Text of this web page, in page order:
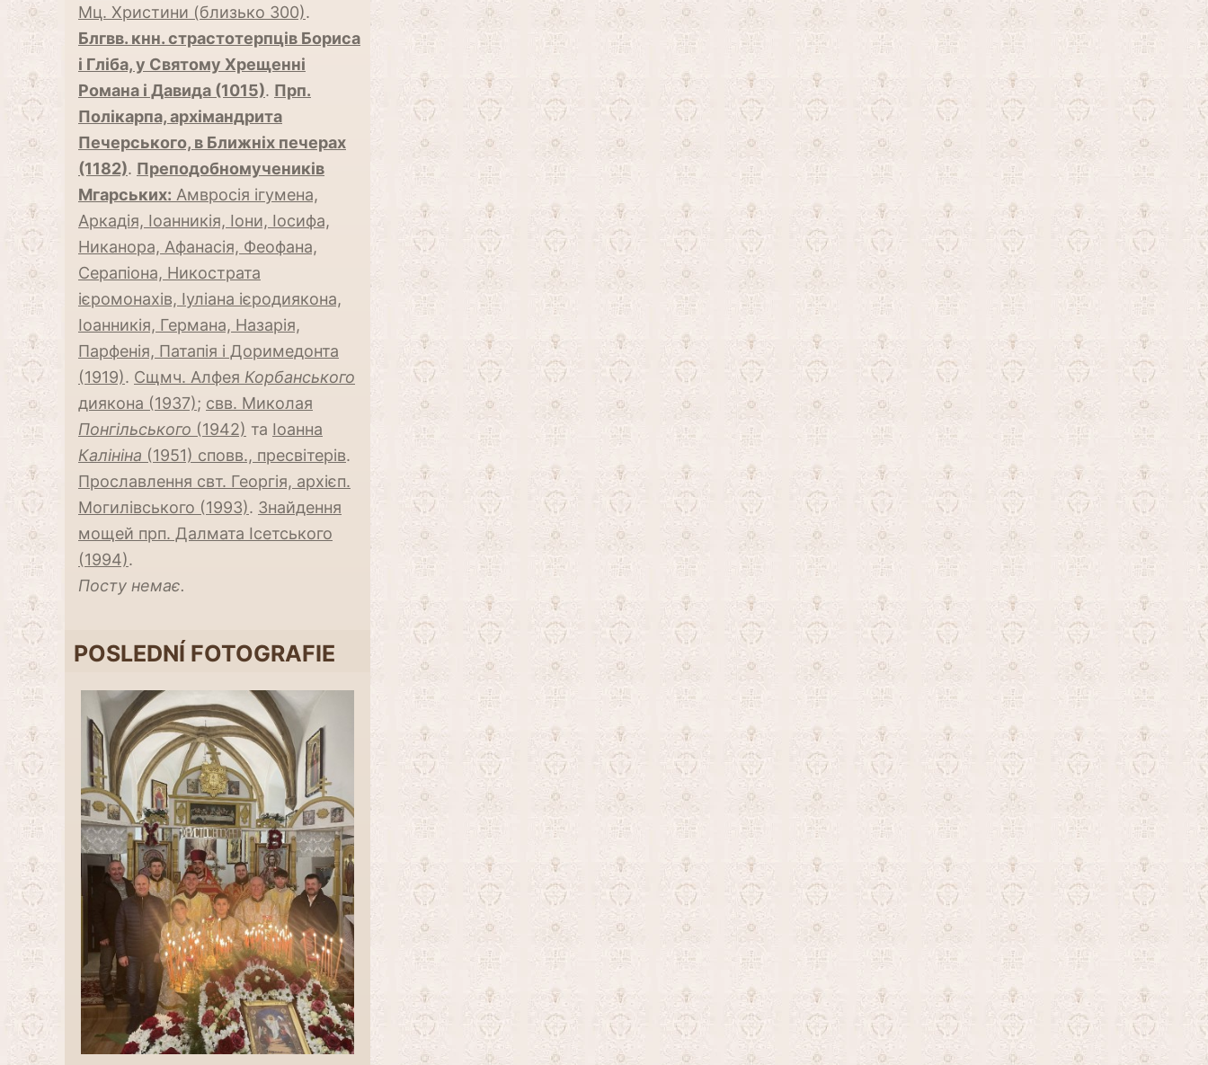
Мц. Христини (близько 300).
Блгвв. кнн. страстотерпців Бориса
і Гліба, у Святому Хрещенні
Романа і Давида (1015). Прп.
Полікарпа, архімандрита
Печерського, в Ближніх печерах
(1182). Преподобномучеників
Мгарських: Амвросія ігумена,
Аркадія, Іоанникія, Іони, Іосифа,
Никанора, Афанасія, Феофана,
Серапіона, Никострата
ієромонахів, Іуліана ієродиякона,
Іоанникія, Германа, Назарія,
Парфенія, Патапія і Доримедонта
(1919). Сщмч. Алфея Корбанського
диякона (1937); свв. Миколая
Понгільського (1942) та Іоанна
Калініна (1951) сповв., пресвітерів.
Прославлення свт. Георгія, архієп.
Могилівського (1993). Знайдення
мощей прп. Далмата Ісетського
(1994).
Посту немає.
POSLEDNÍ FOTOGRAFIE